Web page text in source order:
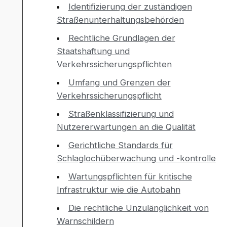
Identifizierung der zuständigen
Straßenunterhaltungsbehörden
Rechtliche Grundlagen der
Staatshaftung und
Verkehrssicherungspflichten
Umfang und Grenzen der
Verkehrssicherungspflicht
Straßenklassifizierung und
Nutzererwartungen an die Qualität
Gerichtliche Standards für
Schlaglochüberwachung und -kontrolle
Wartungspflichten für kritische
Infrastruktur wie die Autobahn
Die rechtliche Unzulänglichkeit von
Warnschildern